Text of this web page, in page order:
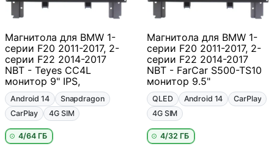
Магнитола для BMW 1-
серии F20 2011-2017, 2-
серии F22 2014-2017
NBT - Teyes CC4L
монитор 9" IPS,
Android 14
Snapdragon
CarPlay
4G SIM
4/64 ГБ
Магнитола для BMW 1-
серии F20 2011-2017, 2-
серии F22 2014-2017
NBT - FarCar S500-TS10
монитор 9.5"
QLED Android 14
CarPlay
4G SIM
4/32 ГБ